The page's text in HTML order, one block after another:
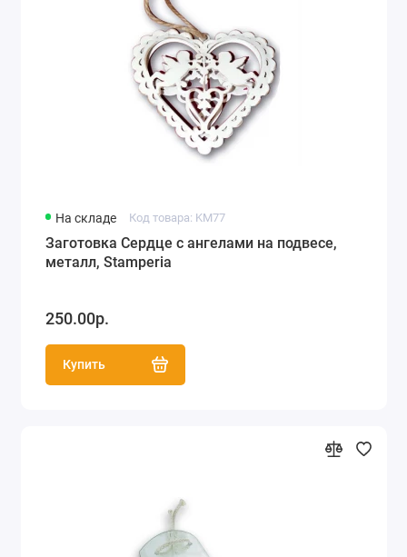
На складе Код товара: KM77
Заготовка Сердце с ангелами на подвесе,
металл, Stamperia
250.00р.
Купить